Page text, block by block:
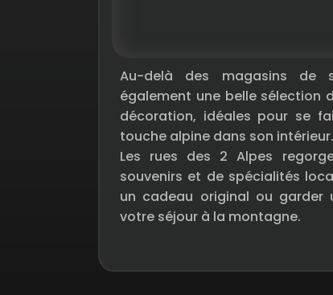
Au-delà des magasins de
également une belle sélection
décoration, idéales pour se
touche alpine dans son intérieur.
Les rues des 2 Alpes
souvenirs et de spécialités
un cadeau original ou garder
votre séjour à la montagne.